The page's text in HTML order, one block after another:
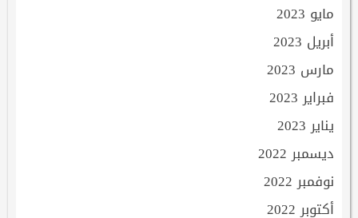
مايو 2023
أبريل 2023
مارس 2023
فبراير 2023
يناير 2023
ديسمبر 2022
نوفمبر 2022
أكتوبر 2022